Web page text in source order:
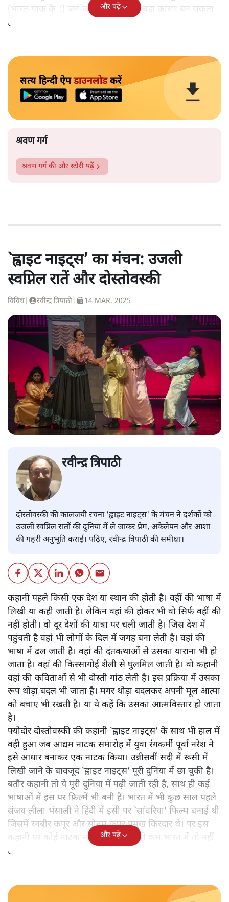
(भारत-पाक के !) जन-जन को जोड़ने का बड़ा कारण बन सकता
है!‘
और पढ़ें
सत्य हिन्दी ऐपडाउनलोडकरें
श्रवण गर्ग
श्रवण गर्ग की और स्टोरी पढ़ें
`ह्वाइट नाइट्स’ का मंचन: उजली
स्वप्निल रातें और दोस्तोवस्की
विविध रवीन्द्र त्रिपाठी 14 MAR, 2025
रवीन्द्र त्रिपाठी
दोस्तोवस्की की कालजयी रचना 'ह्वाइट नाइट्स' के मंचन ने दर्शकों को
उजली स्वप्निल रातों की दुनिया में ले जाकर प्रेम, अकेलेपन और आशा
की गहरी अनुभूति कराई। पढ़िए, रवीन्द्र त्रिपाठी की समीक्षा।
कहानी पहले किसी एक देश या स्थान की होती है। वहीं की भाषा में
लिखी या कही जाती है। लेकिन वहां की होकर भी वो सिर्फ वहीं की
नहीं होती। वो दूर देशों की यात्रा पर चली जाती है। जिस देश में
पहुंचती है वहां भी लोगों के दिल में जगह बना लेती है। वहां की
भाषा में ढल जाती है। वहां की दंतकथाओं से उसका याराना भी हो
जाता है। वहां की किस्सागोई शैली से घुलमिल जाती है। वो कहानी
वहां की कविताओं से भी दोस्ती गांठ लेती है। इस प्रक्रिया में उसका
रूप थोड़ा बदल भी जाता है। मगर थोड़ा बदलकर अपनी मूल आत्मा
को बचाए भी रखती है। या ये कहें कि उसका आत्मविस्तार हो जाता
है।
फ्योदोर दोस्तोवस्की की कहानी `ह्वाइट नाइट्स’ के साथ भी हाल में
वही हुआ जब आद्यम नाटक समारोह में युवा रंगकर्मी पूर्वा नरेश ने
इसे आधार बनाकर एक नाटक किया। उन्नीसवीं सदी में रूसी में
लिखी जाने के बावजूद `ह्वाइट नाइट्स’ पूरी दुनिया में छा चुकी है।
बतौर कहानी तो ये पूरी दुनिया में पढ़ी जाती रही है, साथ ही कई
भाषाओं में इस पर फ़िल्में भी बनी हैं। भारत में भी कुछ साल पहले
संजय लीला भंसाली ने हिंदी में इसी पर `सांवरिया’ फिल्म बनाई थी
जिसमें रनबीर कपूर और सोनम कपूर प्रमुख किरदार थे। पर इस
कहानी पर कोई नाटक नहीं हुआ है। कम से कम भारत में तो नहीं
हुआ है।
और पढ़ें